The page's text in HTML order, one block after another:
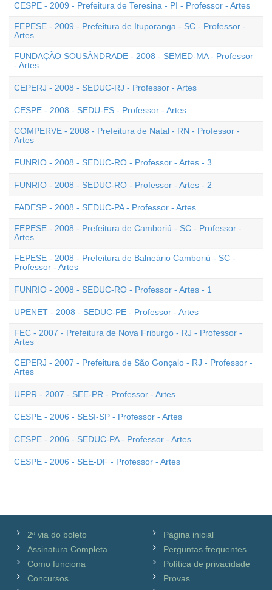
CESPE - 2009 - Prefeitura de Teresina - PI - Professor - Artes
FEPESE - 2009 - Prefeitura de Ituporanga - SC - Professor -
Artes
FUNDAÇÃO SOUSÂNDRADE - 2008 - SEMED-MA - Professor
- Artes
CEPERJ - 2008 - SEDUC-RJ - Professor - Artes
CESPE - 2008 - SEDU-ES - Professor - Artes
COMPERVE - 2008 - Prefeitura de Natal - RN - Professor -
Artes
FUNRIO - 2008 - SEDUC-RO - Professor - Artes - 3
FUNRIO - 2008 - SEDUC-RO - Professor - Artes - 2
FADESP - 2008 - SEDUC-PA - Professor - Artes
FEPESE - 2008 - Prefeitura de Camboriú - SC - Professor -
Artes
FEPESE - 2008 - Prefeitura de Balneário Camboriú - SC -
Professor - Artes
FUNRIO - 2008 - SEDUC-RO - Professor - Artes - 1
UPENET - 2008 - SEDUC-PE - Professor - Artes
FEC - 2007 - Prefeitura de Nova Friburgo - RJ - Professor -
Artes
CEPERJ - 2007 - Prefeitura de São Gonçalo - RJ - Professor -
Artes
UFPR - 2007 - SEE-PR - Professor - Artes
CESPE - 2006 - SESI-SP - Professor - Artes
CESPE - 2006 - SEDUC-PA - Professor - Artes
CESPE - 2006 - SEE-DF - Professor - Artes
2ª via do boleto
Assinatura Completa
Como funciona
Concursos
Página inicial
Perguntas frequentes
Política de privacidade
Provas